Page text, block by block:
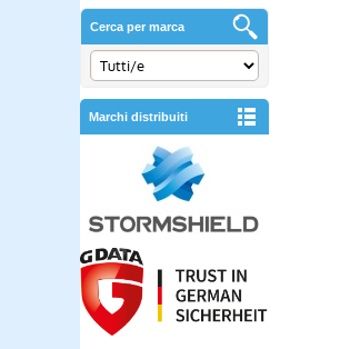
Cerca per marca
Marchi distribuiti